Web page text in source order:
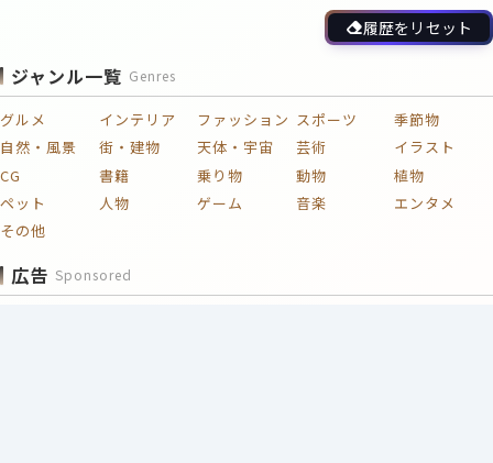
履歴をリセット
ジャンル一覧 Genres
グルメ インテリア ファッション スポーツ
季節物
自然・風景
街・建物 天体・宇宙 芸術
イラスト
CG
書籍 乗り物 動物
植物
ペット
人物 ゲーム 音楽
エンタメ
その他
広告 Sponsored